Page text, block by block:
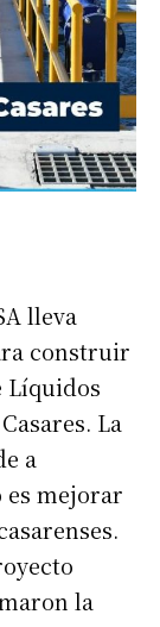
lleva
construir
Líquidos
La
a
es mejorar
la